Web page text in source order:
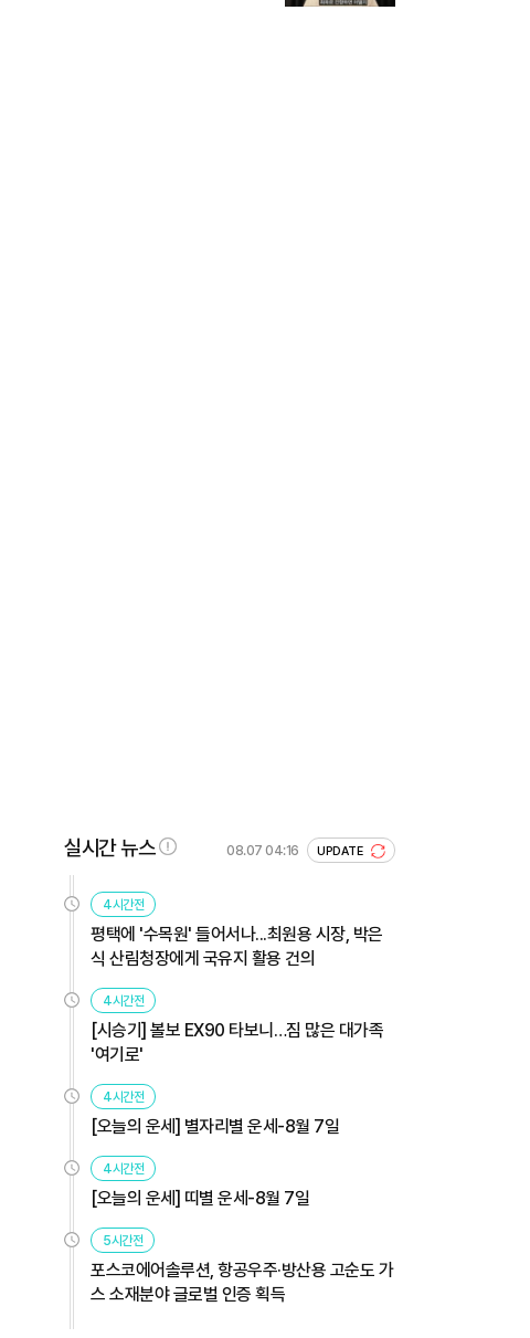
실시간 뉴스 08.07 04:16 UPDATE
4시간전
평택에 '수목원' 들어서나...최원용 시장, 박은
식 산림청장에게 국유지 활용 건의
4시간전
[시승기] 볼보 EX90 타보니…짐 많은 대가족
'여기로'
4시간전
[오늘의 운세] 별자리별 운세-8월 7일
4시간전
[오늘의 운세] 띠별 운세-8월 7일
5시간전
포스코에어솔루션, 항공우주·방산용 고순도 가
스 소재분야 글로벌 인증 획득